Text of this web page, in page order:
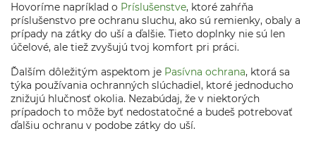
Hovoríme napríklad o Príslušenstve, ktoré zahŕňa
príslušenstvo pre ochranu sluchu, ako sú remienky, obaly a
prípady na zátky do uší a ďalšie. Tieto doplnky nie sú len
účelové, ale tiež zvyšujú tvoj komfort pri práci.
Ďalším dôležitým aspektom je Pasívna ochrana, ktorá sa
týka používania ochranných slúchadiel, ktoré jednoducho
znižujú hlučnosť okolia. Nezabúdaj, že v niektorých
prípadoch to môže byť nedostatočné a budeš potrebovať
ďalšiu ochranu v podobe zátky do uší.